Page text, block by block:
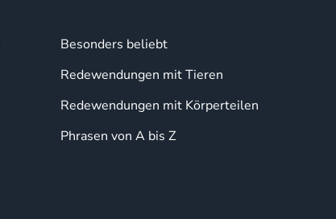
Besonders beliebt
Redewendungen mit Tieren
Redewendungen mit Körperteilen
Phrasen von A bis Z